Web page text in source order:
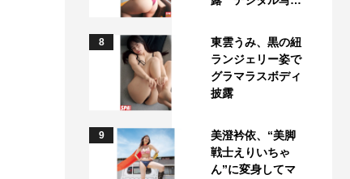
8
東雲うみ、黒の紐
ランジェリー姿で
グラマラスボディ
披露
9
美澄衿依、“美脚
戦士えりいちゃ
ん”に変身してマ